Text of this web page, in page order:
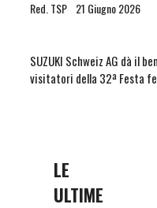
Red. TSP 21 Giugno 2026
SUZUKI Schweiz AG dà il
visitatori della 32ª Festa
LE
ULTIME